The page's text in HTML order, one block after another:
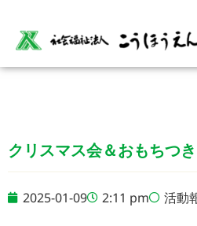
クリスマス会＆おもちつき
2025-01-09 2:11 pm 活動